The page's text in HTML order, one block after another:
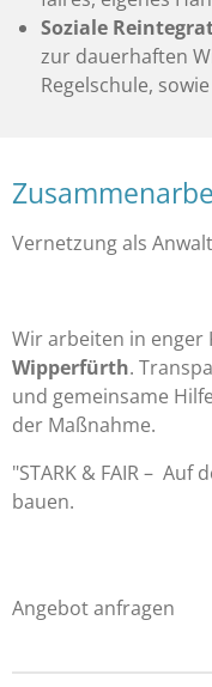
Soziale
zur dauerhaften
Regelschule,
Vernetzung als
Wir arbeiten in
Wipperfürth.
und gemeinsame
der Maßnahme.
"STARK & FAIR – Auf
bauen.
Angebot anfragen